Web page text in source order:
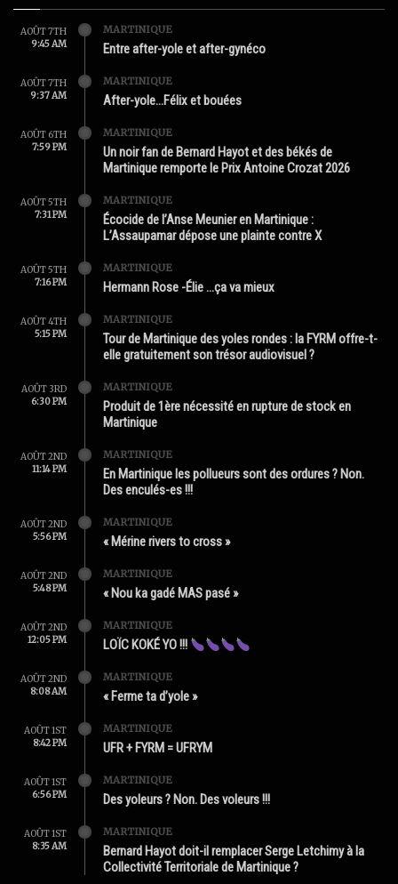
AOÛT 7TH
9:45 AM
MARTINIQUE
Entre after-yole et after-gynéco
AOÛT 7TH
9:37 AM
MARTINIQUE
After-yole…Félix et bouées
AOÛT 6TH
7:59 PM
MARTINIQUE
Un noir fan de Bernard Hayot et des békés de
Martinique remporte le Prix Antoine Crozat 2026
AOÛT 5TH
7:31 PM
MARTINIQUE
Écocide de l’Anse Meunier en Martinique :
L’Assaupamar dépose une plainte contre X
AOÛT 5TH
7:16 PM
MARTINIQUE
Hermann Rose -Élie …ça va mieux
AOÛT 4TH
5:15 PM
MARTINIQUE
Tour de Martinique des yoles rondes : la FYRM offre-t-
elle gratuitement son trésor audiovisuel ?
AOÛT 3RD
6:30 PM
MARTINIQUE
Produit de 1ère nécessité en rupture de stock en
Martinique
AOÛT 2ND
11:14 PM
MARTINIQUE
En Martinique les pollueurs sont des ordures ? Non.
Des enculés-es !!!
AOÛT 2ND
5:56 PM
MARTINIQUE
« Mérine rivers to cross »
AOÛT 2ND
5:48 PM
MARTINIQUE
« Nou ka gadé MAS pasé »
AOÛT 2ND
12:05 PM
MARTINIQUE
LOÏC KOKÉ YO !!!
AOÛT 2ND
8:08 AM
MARTINIQUE
« Ferme ta d’yole »
AOÛT 1ST
8:42 PM
MARTINIQUE
UFR + FYRM = UFRYM
AOÛT 1ST
6:56 PM
MARTINIQUE
Des yoleurs ? Non. Des voleurs !!!
AOÛT 1ST
8:35 AM
MARTINIQUE
Bernard Hayot doit-il remplacer Serge Letchimy à la
Collectivité Territoriale de Martinique ?